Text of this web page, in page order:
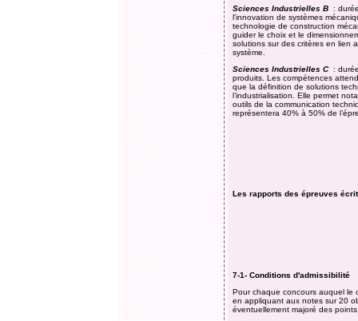
Sciences Industrielles B :
l'innovation de systèmes
technologie de construction
guider le choix et le
solutions sur des critères en lien
système.
Sciences Industrielles C :
produits. Les compétences
que la définition de solutions
l’industrialisation. Elle permet
outils de la communication
représentera 40% à 50% de
Les rapports des épreuves
7-1- Conditions d'admissibilité
Pour chaque concours auquel le
en appliquant aux notes sur 20
éventuellement majoré des